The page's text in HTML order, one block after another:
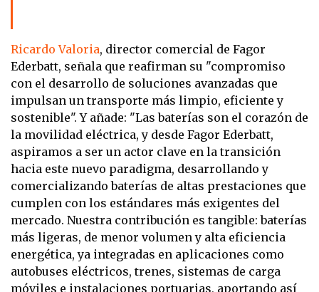
Ricardo Valoria, director comercial de Fagor
Ederbatt, señala que reafirman su "compromiso
con el desarrollo de soluciones avanzadas que
impulsan un transporte más limpio, eficiente y
sostenible". Y añade: "Las baterías son el corazón de
la movilidad eléctrica, y desde Fagor Ederbatt,
aspiramos a ser un actor clave en la transición
hacia este nuevo paradigma, desarrollando y
comercializando baterías de altas prestaciones que
cumplen con los estándares más exigentes del
mercado. Nuestra contribución es tangible: baterías
más ligeras, de menor volumen y alta eficiencia
energética, ya integradas en aplicaciones como
autobuses eléctricos, trenes, sistemas de carga
móviles e instalaciones portuarias, aportando así